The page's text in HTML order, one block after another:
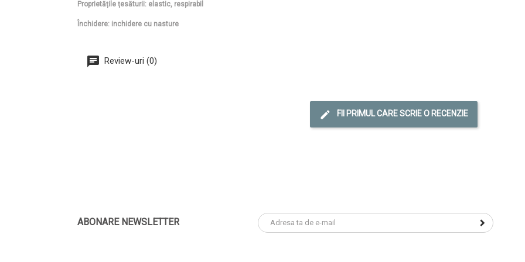
Proprietățile țesăturii: elastic, respirabil
Închidere: inchidere cu nasture
Review-uri (0)
FII PRIMUL CARE SCRIE O RECENZIE
ABONARE NEWSLETTER